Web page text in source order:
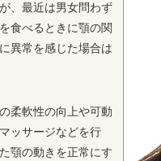
、最近は男女問わず
食べるときに顎の関
異常を感じた場合は
柔軟性の向上や可動
ッサージなどを行
顎の動きを正常にす